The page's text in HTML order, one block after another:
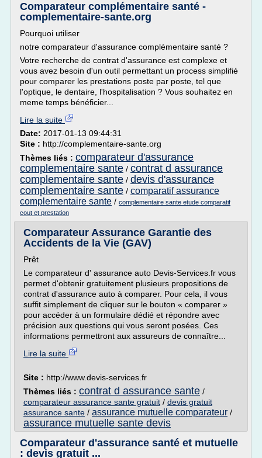
Comparateur complémentaire santé -
complementaire-sante.org
Pourquoi utiliser
notre comparateur d'assurance complémentaire santé ?
Votre recherche de contrat d'assurance est complexe et
vous avez besoin d'un outil permettant un process simplifié
pour comparer les prestations poste par poste, tel que
l'optique, le dentaire, l'hospitalisation ? Vous souhaitez en
meme temps bénéficier...
Lire la suite
Date: 2017-01-13 09:44:31
Site : http://complementaire-sante.org
Thèmes liés : comparateur d'assurance
complementaire sante / contrat d assurance
complementaire sante / devis d'assurance
complementaire sante / comparatif assurance
complementaire sante / complementaire sante etude comparatif
cout et prestation
Comparateur Assurance Garantie des
Accidents de la Vie (GAV)
Prêt
Le comparateur d' assurance auto Devis-Services.fr vous
permet d'obtenir gratuitement plusieurs propositions de
contrat d'assurance auto à comparer. Pour cela, il vous
suffit simplement de cliquer sur le bouton « comparer »
pour accéder à un formulaire dédié et répondre avec
précision aux questions qui vous seront posées. Ces
informations permettront aux assureurs de connaître...
Lire la suite
Site : http://www.devis-services.fr
Thèmes liés : contrat d assurance sante /
comparateur assurance sante gratuit / devis gratuit
assurance sante / assurance mutuelle comparateur /
assurance mutuelle sante devis
Comparateur d'assurance santé et mutuelle
: devis gratuit ...